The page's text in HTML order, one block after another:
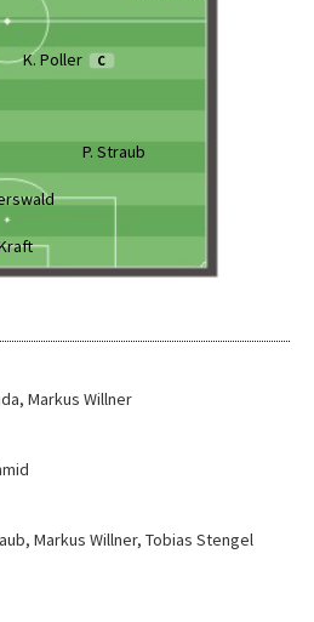
K. Poller C
P. Straub
, Markus Willner
, Markus Willner, Tobias Stengel